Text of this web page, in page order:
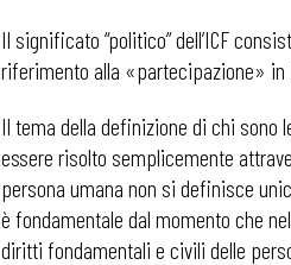
Il significato “politico” dell’ICF
riferimento alla «partecipazione» in
Il tema della definizione di chi sono
essere risolto semplicemente
persona umana non si definisce
è fondamentale dal momento che
diritti fondamentali e civili delle